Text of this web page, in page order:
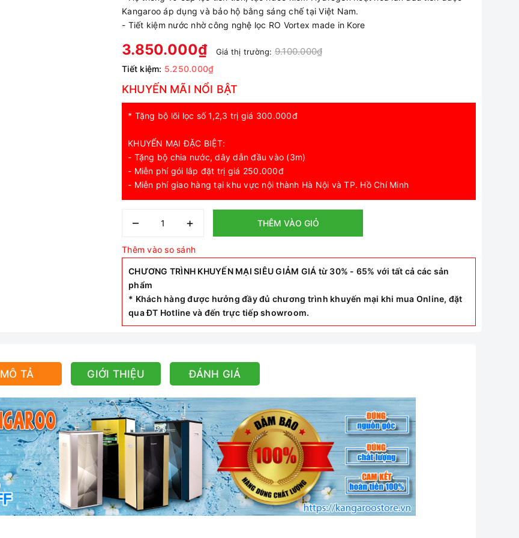
Kangaroo áp dụng và bảo hộ bằng sáng chế tại Việt Nam.
- Tiết kiệm nước nhờ công nghệ lọc RO Vortex made in Kore
3.850.000₫ Giá thị trường:9.100.000₫
Tiết kiệm: 5.250.000₫
KHUYẾN MÃI NỔI BẬT
* Tặng bộ lõi lọc số 1,2,3 trị giá 300.000đ
KHUYẾN MẠI ĐẶC BIỆT:
- Tặng bộ chia nước, dây dẫn đầu vào (3m)
- Miễn phí gói lắp đặt trị giá 250.000đ
- Miễn phí giao hàng tại khu vực nội thành Hà Nội và TP. Hồ Chí Minh
– + THÊM VÀO GIỎ
Thêm vào so sánh
CHƯƠNG TRÌNH KHUYẾN MẠI SIÊU GIẢM GIÁ từ 30% - 65% với tất cả các sản
phẩm
* Khách hàng được hưởng đầy đủ chương trình khuyến mại khi mua Online, đặt
qua ĐT Hotline và đến trực tiếp showroom.
MÔ TẢ GIỚI THIỆU ĐÁNH GIÁ